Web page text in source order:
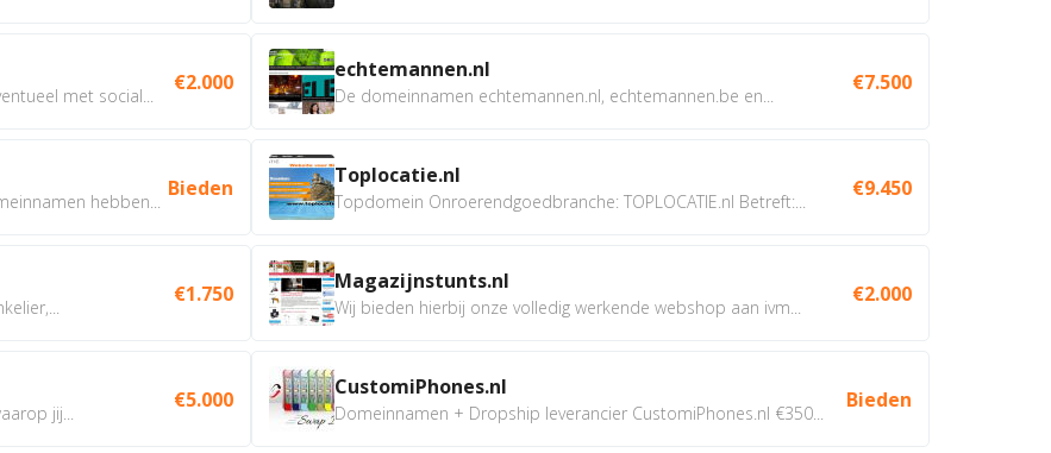
met social...
€2.000
hebben...
Bieden
€1.750
jij...
€5.000
echtemannen.nl
De domeinnamen echtemannen.nl, echtemannen.be en...
€7.500
Toplocatie.nl
Topdomein Onroerendgoedbranche: TOPLOCATIE.nl Betreft:...
€9.450
Magazijnstunts.nl
Wij bieden hierbij onze volledig werkende webshop aan ivm...
€2.000
CustomiPhones.nl
Domeinnamen + Dropship leverancier CustomiPhones.nl €350...
Bieden